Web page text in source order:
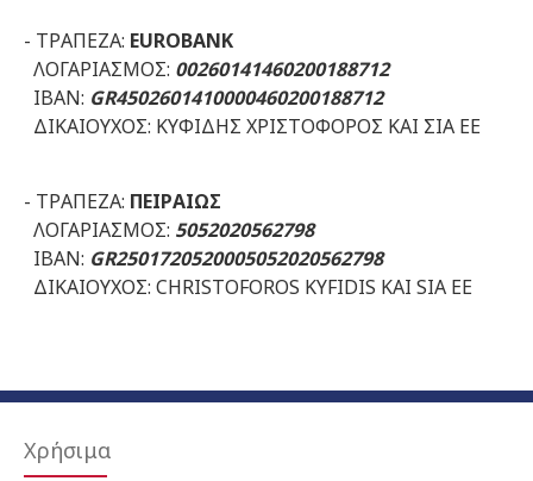
- ΤΡΑΠΕΖΑ: EUROBANK
ΛΟΓΑΡΙΑΣΜΟΣ: 00260141460200188712
ΙΒΑΝ: GR4502601410000460200188712
ΔΙΚΑΙΟΥΧΟΣ: ΚΥΦΙΔΗΣ ΧΡΙΣΤΟΦΟΡΟΣ ΚΑΙ ΣΙΑ ΕΕ
- ΤΡΑΠΕΖΑ: ΠΕΙΡΑΙΩΣ
ΛΟΓΑΡΙΑΣΜΟΣ: 5052020562798
ΙΒΑΝ: GR2501720520005052020562798
ΔΙΚΑΙΟΥΧΟΣ: CHRISTOFOROS KYFIDIS KAI SIA EE
Χρήσιμα